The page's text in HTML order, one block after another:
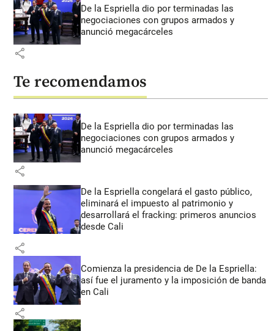
De la Espriella dio por terminadas las
negociaciones con grupos armados y
anunció megacárceles
share
Te recomendamos
De la Espriella dio por terminadas las
negociaciones con grupos armados y
anunció megacárceles
share
De la Espriella congelará el gasto público,
eliminará el impuesto al patrimonio y
desarrollará el fracking: primeros anuncios
desde Cali
share
Comienza la presidencia de De la Espriella:
así fue el juramento y la imposición de banda
en Cali
share